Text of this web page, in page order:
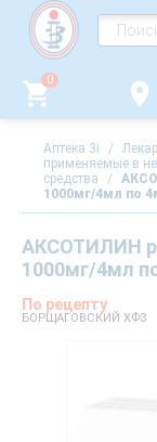
0
Аптека 3i /
применяемые в
средства
/
1000мг/4мл по
АКСОТИЛИН
1000мг/4мл
По рецепту
БОРЩАГОВСКИЙ ХФЗ